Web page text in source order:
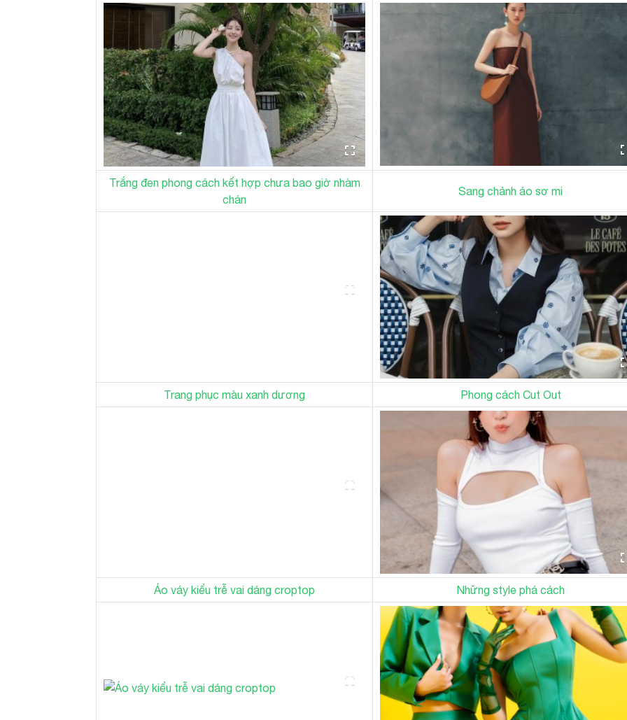
Trắng đen phong cách kết hợp chưa bao giờ nhàm
chán
Sang chảnh áo sơ mi
Trang phục màu xanh dương Phong cách Cut Out
Áo váy kiểu trễ vai dáng croptop Những style phá cách